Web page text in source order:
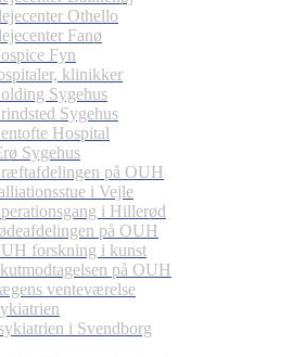
Othello
Fanø
Fyn
klinikker
Sygehus
Sygehus
Hospital
Sygehus
på OUH
i Vejle
i Hillerød
på OUH
forskning i kunst
på OUH
venteværelse
i Svendborg